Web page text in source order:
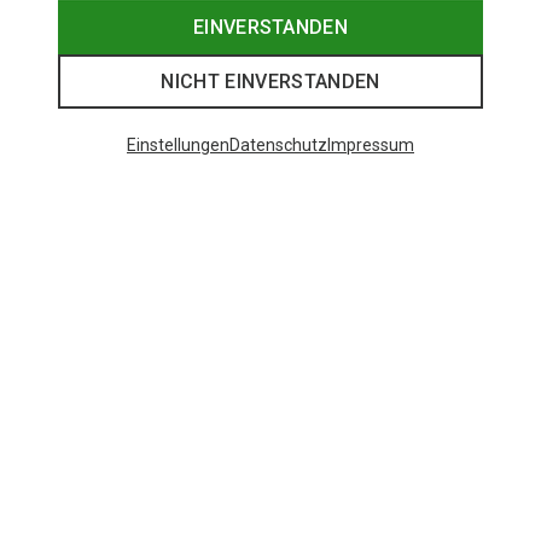
EINVERSTANDEN
NICHT EINVERSTANDEN
EinstellungenDatenschutz Impressum